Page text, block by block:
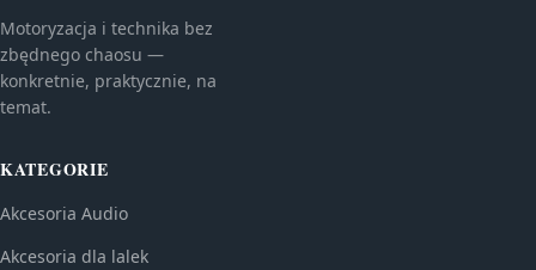
Motoryzacja i technika bez
zbędnego chaosu —
konkretnie, praktycznie, na
temat.
KATEGORIE
Akcesoria Audio
Akcesoria dla lalek